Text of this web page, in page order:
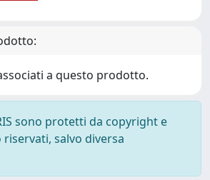
a questo prodotto.
sono protetti da copyright e
salvo diversa